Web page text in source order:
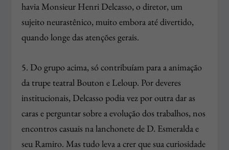
havia Monsieur Henri Delcasso, o diretor, um
sujeito neurastênico, muito embora até divertido,
quando longe das atenções gerais.
5. Do grupo acima, só contribuíam para a animação
da trupe teatral Bouton e Leloup. Por deveres
institucionais, Delcasso podia vez por outra dar as
caras e perguntar sobre a evolução dos trabalhos, nos
encontros casuais na lanchonete de D. Esmeralda e
seu Ramiro. Mas tudo leva a crer que sua curiosidade